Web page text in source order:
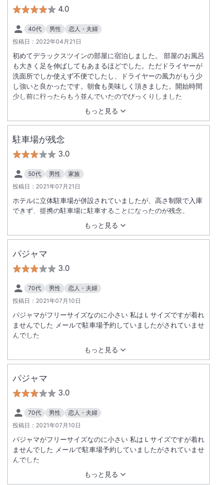
4.0
40代 男性
恋人・夫婦
投稿日： 2022年04月21日
もっと見る
初めてデラックスツインの部屋に宿泊しました。 部屋のお風呂
も大きく足を伸ばしてもあまるほどでした。ただドライヤーが
洗面所でしか使えず不便でしたし、ドライヤーの風力がもう少
し強いと良かったです。朝食も美味しく頂きました。開始時間
少し前に行ったらもう並んでいたのでびっくりしました
駐車場が残念
3.0
50代 男性
家族
投稿日： 2021年07月21日
もっと見る
ホテルに立体駐車場が併設されていましたが、高さ制限で入庫
できず、提携の駐車場に駐車することになったのが残念。
パジャマ
3.0
70代 男性
恋人・夫婦
投稿日： 2021年07月10日
もっと見る
パジャマがフリーサイズなのに小さい 私はＬサイズですが着れ
ませんでした メールで駐車場予約していましたがされていませ
んでした
パジャマ
3.0
70代 男性
恋人・夫婦
投稿日： 2021年07月10日
もっと見る
パジャマがフリーサイズなのに小さい 私はＬサイズですが着れ
ませんでした メールで駐車場予約していましたがされていませ
んでした